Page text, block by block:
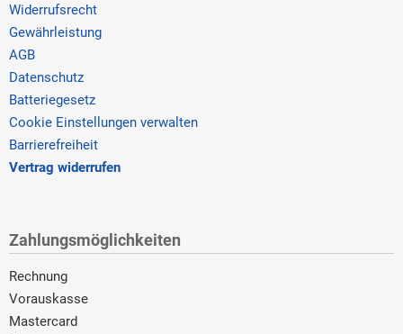
Widerrufsrecht
Gewährleistung
AGB
Datenschutz
Batteriegesetz
Cookie Einstellungen verwalten
Barrierefreiheit
Vertrag widerrufen
Zahlungsmöglichkeiten
Rechnung
Vorauskasse
Mastercard